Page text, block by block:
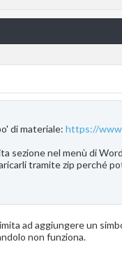
di materiale: https://
sezione nel menù di
tramite zip perché
ad aggiungere un
non funziona.